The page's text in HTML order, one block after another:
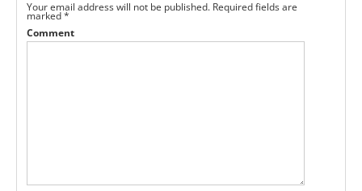
Your email address will not be published. Required fields are
marked*
Comment